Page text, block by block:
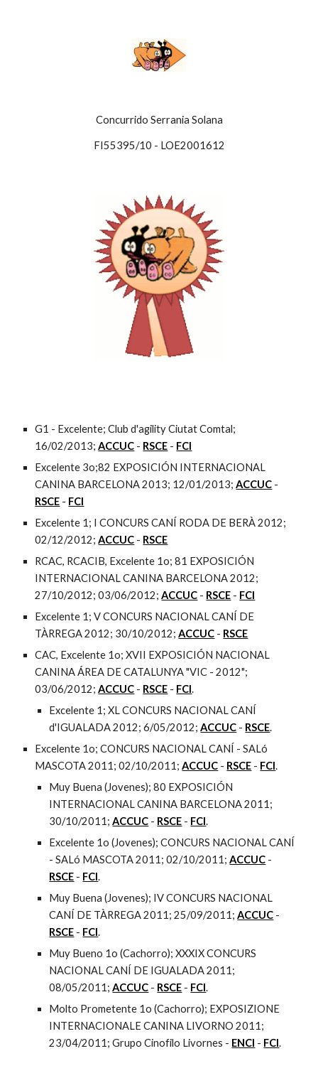
Concurrido Serrania Solana
FI55395/10 - LOE2001612
G1 - Excelente; Club d'agility Ciutat Comtal;
16/02/2013; ACCUC - RSCE - FCI
Excelente 3o;82 EXPOSICIÓN INTERNACIONAL
CANINA BARCELONA 2013; 12/01/2013; ACCUC
RSCE - FCI
Excelente 1; I CONCURS CANÍ RODA DE BERÀ 2012;
02/12/2012; ACCUC - RSCE
RCAC, RCACIB, Excelente 1o; 81 EXPOSICIÓN
INTERNACIONAL CANINA BARCELONA 2012;
27/10/2012; 03/06/2012; ACCUC - RSCE - FCI
Excelente 1; V CONCURS NACIONAL CANÍ DE
TÀRREGA 2012; 30/10/2012; ACCUC - RSCE
CAC, Excelente 1o; XVII EXPOSICIÓN NACIONAL
CANINA ÁREA DE CATALUNYA "VIC - 2012";
03/06/2012; ACCUC - RSCE - FCI.
Excelente 1; XL CONCURS NACIONAL CANÍ
d'IGUALADA 2012; 6/05/2012; ACCUC - RSCE.
Excelente 1o; CONCURS NACIONAL CANÍ - SALó
MASCOTA 2011; 02/10/2011; ACCUC - RSCE - FCI.
Muy Buena (Jovenes); 80 EXPOSICIÓN
INTERNACIONAL CANINA BARCELONA 2011;
30/10/2011; ACCUC - RSCE - FCI.
Excelente 1o (Jovenes); CONCURS NACIONAL CANÍ
- SALó MASCOTA 2011; 02/10/2011; ACCUC
RSCE - FCI.
Muy Buena (Jovenes); IV CONCURS NACIONAL
CANÍ DE TÀRREGA 2011; 25/09/2011; ACCUC
RSCE - FCI.
Muy Bueno 1o (Cachorro); XXXIX CONCURS
NACIONAL CANÍ DE IGUALADA 2011;
08/05/2011; ACCUC - RSCE - FCI.
Molto Prometente 1o (Cachorro); EXPOSIZIONE
INTERNACIONALE CANINA LIVORNO 2011;
23/04/2011; Grupo Cinofilo Livornes - ENCI - FCI.